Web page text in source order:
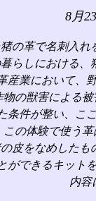
8月
の革で名刺入
らしにおける
産業において、
物の獣害による
条件が整い、こ
この体験で使う
皮をなめした
ができるキット
内容